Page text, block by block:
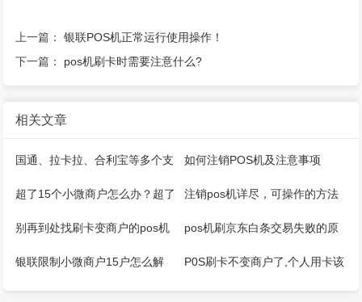
上一篇：银联POS机正常运行使用操作！
下一篇： pos机刷卡时需要注意什么?
相关文章
国通、拉卡拉、合利宝等多个支
付公司推出微智能pos机
如何注销POS机及注意事项
超了15个小微商户怎么办？超了
5家收单机构怎么办？
注销pos机详尽，可操作的方法
来了
别再到处找刷卡变商户的pos机
器了
pos机刷京东白条交易失败的原
因是什么
银联限制小微商户15户怎么解
P0S刷卡不变商户了,个人用卡该